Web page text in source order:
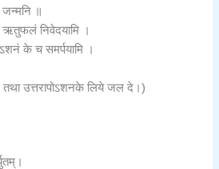
जन्मनि ॥
ऋतुफलं निवेदयामि ।
के च समर्पयामि ।
उत्तरापोऽशनके लिये जल दे।)